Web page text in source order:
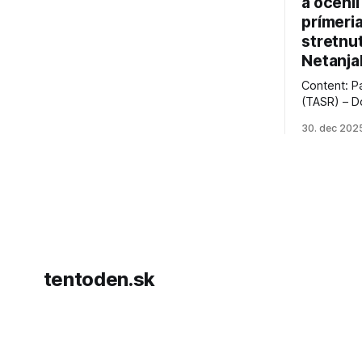
Content:
(TASR) –
vyhlásil,
30. dec
tentoden.sk